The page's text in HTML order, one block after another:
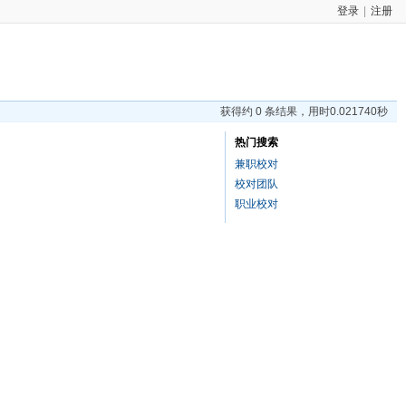
登录 注册
获得约 0 条结果，用时0.021740秒
热门搜索
兼职校对
校对团队
职业校对